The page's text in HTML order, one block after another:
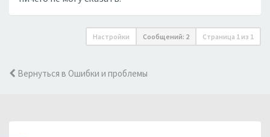
Настройки Сообщений: 2 Страница 1 из 1
Вернуться в Ошибки и проблемы